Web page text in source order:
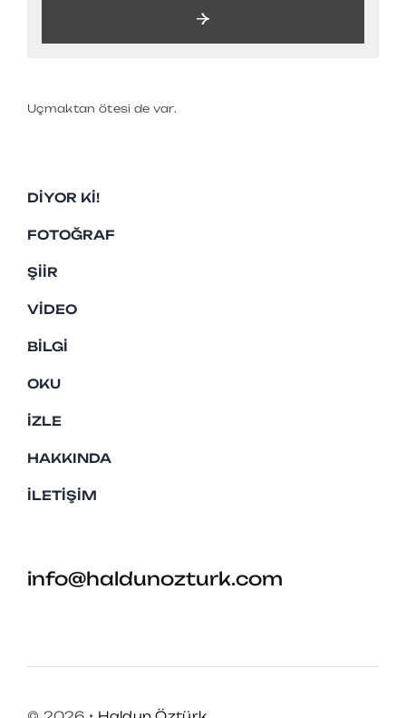
Uçmaktan ötesi de var.
DIYOR KI!
FOTOĞRAF
ŞIIR
VIDEO
BILGI
OKU
İZLE
HAKKINDA
İLETIŞIM
info@haldunozturk.com